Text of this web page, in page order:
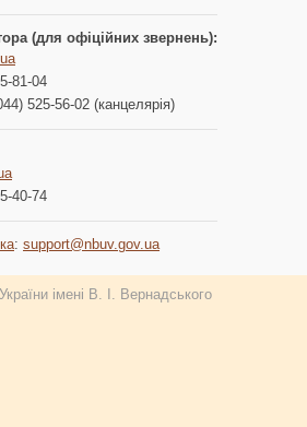
(для офіційних звернень):
81-04
525-56-02 (канцелярія)
40-74
: support@nbuv.gov.ua
імені В. І. Вернадського